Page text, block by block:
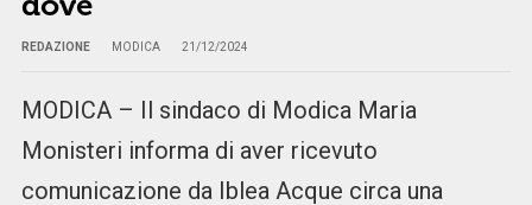
REDAZIONE MODICA 21/12/2024
MODICA – Il sindaco di Modica Maria
Monisteri informa di aver ricevuto
comunicazione da Iblea Acque circa una